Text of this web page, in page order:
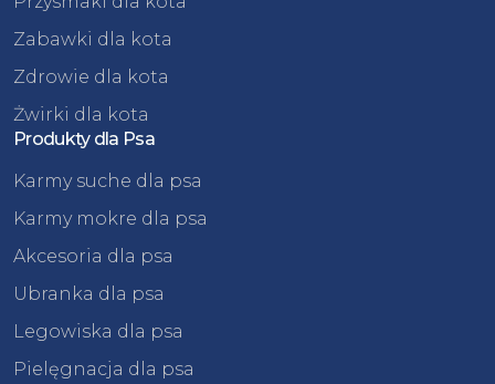
Zabawki dla kota
Zdrowie dla kota
Żwirki dla kota
Produkty dla Psa
Karmy suche dla psa
Karmy mokre dla psa
Akcesoria dla psa
Ubranka dla psa
Legowiska dla psa
Pielęgnacja dla psa